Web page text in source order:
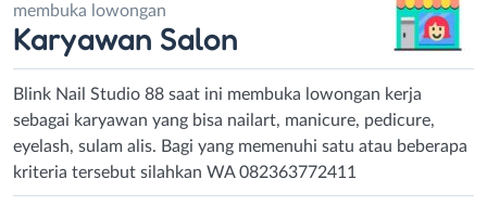
membuka lowongan
Karyawan Salon
Blink Nail Studio 88 saat ini membuka lowongan kerja
sebagai karyawan yang bisa nailart, manicure, pedicure,
eyelash, sulam alis. Bagi yang memenuhi satu atau beberapa
kriteria tersebut silahkan WA 082363772411